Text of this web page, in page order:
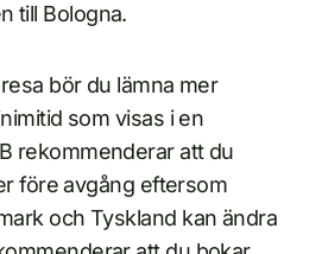
till Bologna.
bör du lämna mer
som visas i en
rekommenderar att du
före avgång eftersom
och Tyskland kan ändra